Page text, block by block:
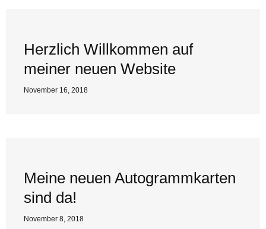
Herzlich Willkommen auf
meiner neuen Website
November 16, 2018
Meine neuen Autogrammkarten
sind da!
November 8, 2018